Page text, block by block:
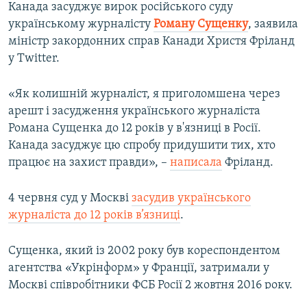
КТАТ
ДОЛУЧАЙСЯ!
Усі сайти RFE/RL
Канада засуджує вирок російського суду
українському журналісту Роману Сущенку, заявила
міністр закордонних справ Канади Христя Фріланд
у Twitter.
«Як колишній журналіст, я приголомшена через
арешт і засудження українського журналіста
Романа Сущенка до 12 років у в'язниці в Росії.
Канада засуджує цю спробу придушити тих, хто
працює на захист правди», – написала Фріланд.
4 червня суд у Москві засудив українського
журналіста до 12 років в’язниці.
Сущенка, який із 2002 року був кореспондентом
агентства «Укрінформ» у Франції, затримали у
Москві співробітники ФСБ Росії 2 жовтня 2016 року.